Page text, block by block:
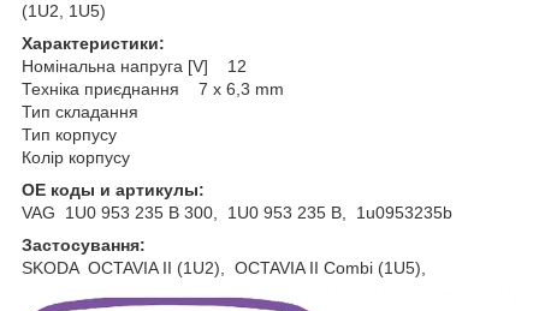
(1U2, 1U5)
Характеристики:
Номінальна напруга [V] 12
Техніка приєднання 7 x 6,3 mm
Тип складання
Тип корпусу
Колір корпусу
OE коды и артикулы:
VAG 1U0 953 235 B 300, 1U0 953 235 B, 1u0953235b
Застосування:
SKODA OCTAVIA II (1U2), OCTAVIA II Combi (1U5),